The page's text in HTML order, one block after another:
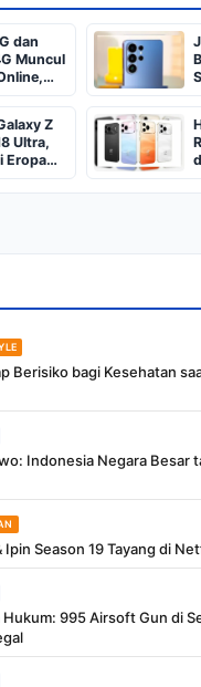
dan
Muncul
Z
Ultra,
Eropa
Berisiko bagi Kesehatan
Indonesia Negara Besar
Ipin Season 19 Tayang di
Hukum: 995 Airsoft Gun di